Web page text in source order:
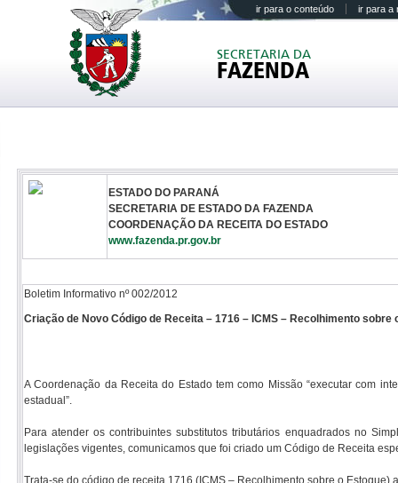
ir para o conteúdo ir para a
SECRETARIA DA
FAZENDA
ESTADO DO PARANÁ
SECRETARIA DE ESTADO DA FAZENDA
COORDENAÇÃO DA RECEITA DO ESTADO
www.fazenda.pr.gov.br
Boletim Informativo nº 002/2012
Criação de Novo Código de Receita – 1716 – ICMS – Recolhimento sobre
A Coordenação da Receita do Estado tem como Missão “executar com
estadual”.
Para atender os contribuintes substitutos tributários enquadrados no
legislações vigentes, comunicamos que foi criado um Código de Receita
Trata-se do código de receita 1716 (ICMS – Recolhimento sobre o